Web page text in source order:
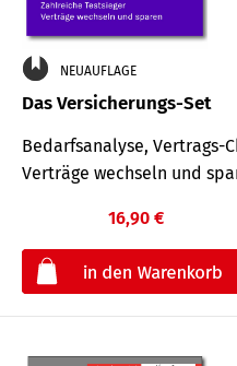
NEUAUFLAGE
Das Versicherungs-Set
Bedarfsanalyse, Vertrags-
Verträge wechseln und
16,90 €